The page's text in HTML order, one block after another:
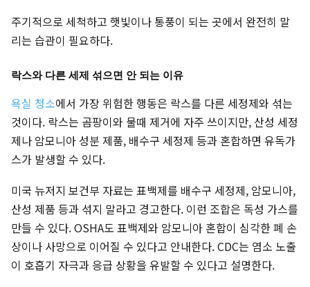
주기적으로 세척하고 햇빛이나 통풍이 되는 곳에서 완전히 말
리는 습관이 필요하다.
락스와 다른 세제 섞으면 안 되는 이유
욕실 청소에서 가장 위험한 행동은 락스를 다른 세정제와 섞는
것이다. 락스는 곰팡이와 물때 제거에 자주 쓰이지만, 산성 세정
제나 암모니아 성분 제품, 배수구 세정제 등과 혼합하면 유독가
스가 발생할 수 있다.
미국 뉴저지 보건부 자료는 표백제를 배수구 세정제, 암모니아,
산성 제품 등과 섞지 말라고 경고한다. 이런 조합은 독성 가스를
만들 수 있다. OSHA도 표백제와 암모니아 혼합이 심각한 폐 손
상이나 사망으로 이어질 수 있다고 안내한다. CDC는 염소 노출
이 호흡기 자극과 응급 상황을 유발할 수 있다고 설명한다.